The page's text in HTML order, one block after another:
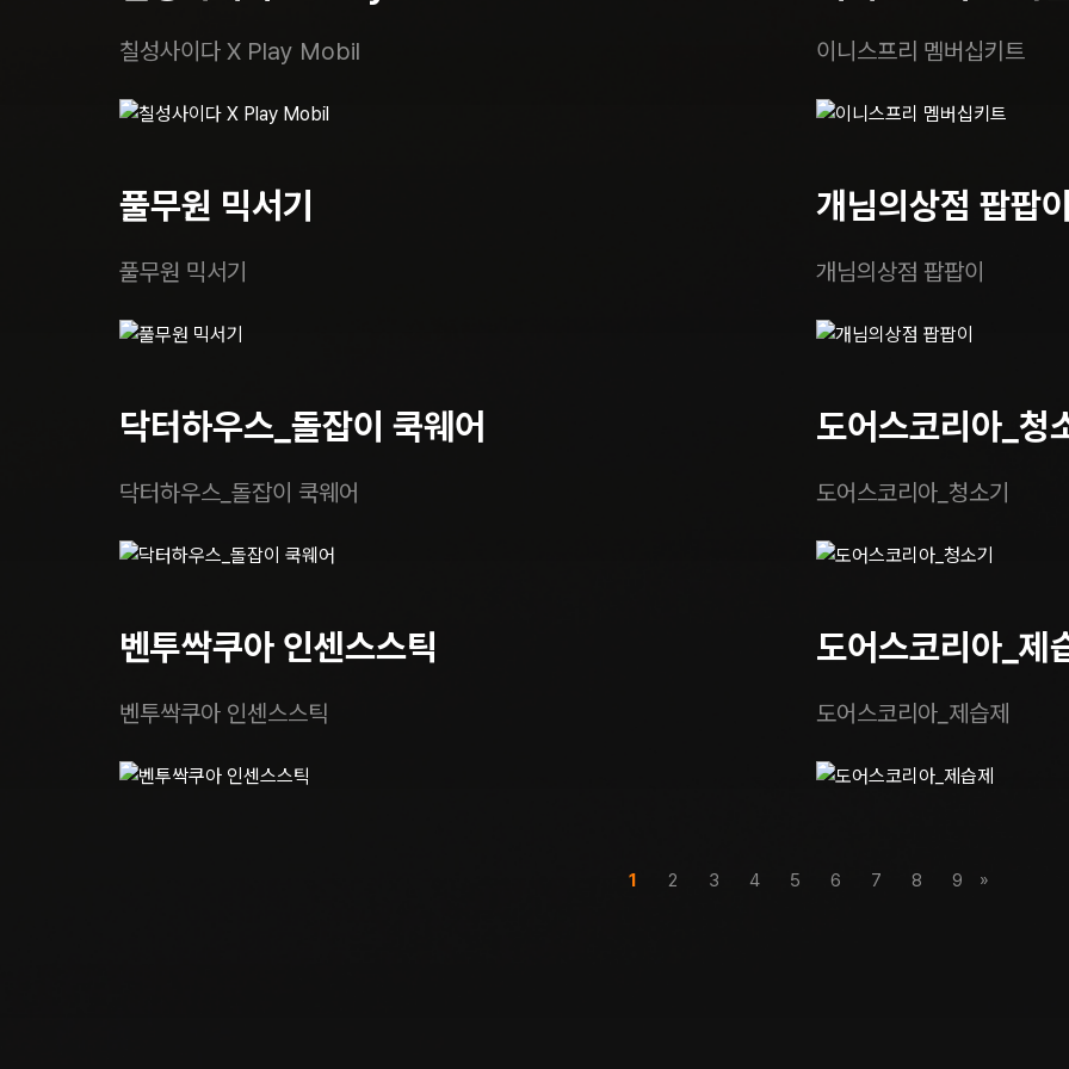
칠성사이다 X Play Mobil 이니스프리 멤버십키트
풀무원 믹서기
풀무원 믹서기
개님의상점 팝팝
개님의상점 팝팝이
닥터하우스_돌잡이 쿡웨어
닥터하우스_돌잡이 쿡웨어
도어스코리아_청
도어스코리아_청소기
벤투싹쿠아 인센스스틱
벤투싹쿠아 인센스스틱
도어스코리아_제
도어스코리아_제습제
1 2 3 4 5 6 7 8 9 »